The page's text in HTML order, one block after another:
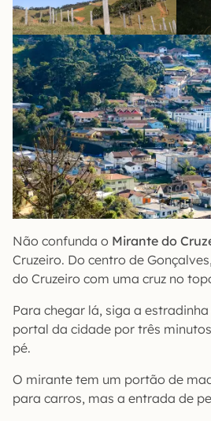
Não confunda o Mirante do
Cruzeiro. Do centro de
do Cruzeiro com uma cruz no
Para chegar lá, siga a
portal da cidade por três
pé.
O mirante tem um portão de
para carros, mas a entrada de